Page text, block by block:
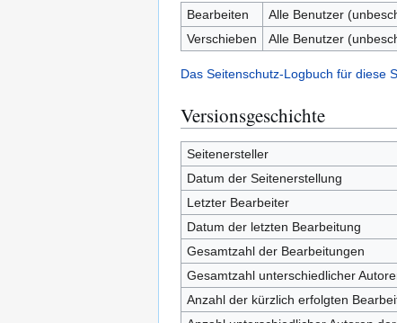
Bearbeiten
Alle Benutzer
Verschieben
Alle Benutzer
Das Seitenschutz-Logbuch für diese
Versionsgeschichte
Seitenersteller
Datum der Seitenerstellung
Letzter Bearbeiter
Datum der letzten Bearbeitung
Gesamtzahl der Bearbeitungen
Gesamtzahl unterschiedlicher
Anzahl der kürzlich erfolgten